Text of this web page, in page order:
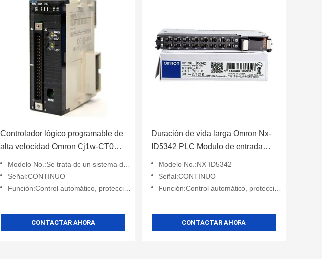
Controlador lógico programable de
alta velocidad Omron Cj1w-CT021
datos
Modelo No.:Se trata de un sistema de control de las emisiones de gases de escape.
Señal:CONTINUO
Función:Control automático, protección, monitoreo
CONTACTAR AHORA
Duración de vida larga Omron Nx-
ID5342 PLC Modulo de entrada
Modelo No.:NX-ID5342
Señal:CONTINUO
Función:Control automático, protección, monitoreo
CONTACTAR AHORA